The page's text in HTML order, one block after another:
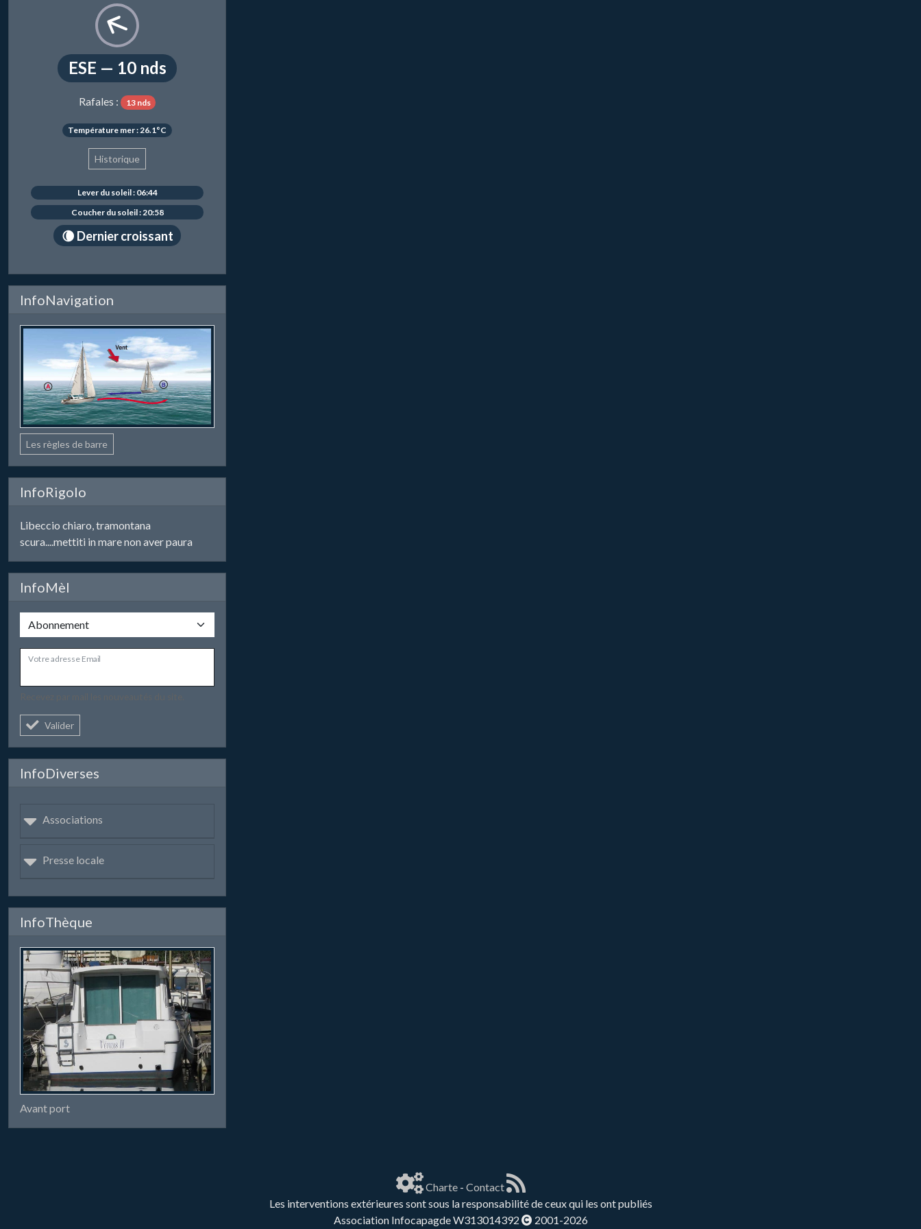
ESE — 10 nds
Rafales : 13 nds
Température mer : 26.1°C
Historique
Lever du soleil : 06:44
Coucher du soleil : 20:58
🌘 Dernier croissant
InfoNavigation
Les règles de barre
InfoRigolo
Libeccio chiaro, tramontana
scura....mettiti in mare non aver paura
InfoMèl
Votre adresse Email
Valider
InfoDiverses
Associations
Presse locale
InfoThèque
Avant port
Charte- Contact
Les interventions extérieures sont sous la responsabilité de ceux qui les ont publiés
Association Infocapagde W313014392
2001-2026